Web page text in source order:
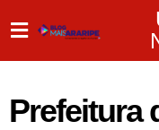
Prefeitura